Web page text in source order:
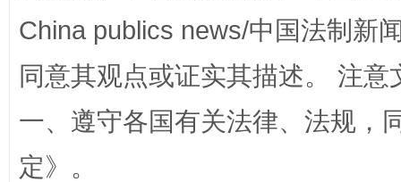
扯下公款旅游的“隐身衣” 如何以
China publics news/中国法制新
同意其观点或证实其描述。 注
一、遵守各国有关法律、法规，
定》。